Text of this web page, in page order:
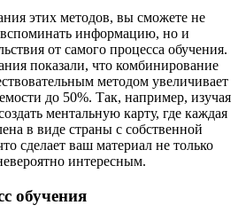
этих методов, вы сможете не
вспоминать информацию, но и
от самого процесса обучения.
показали, что комбинирование
методом увеличивает
до 50%. Так, например, изучая
ментальную карту, где каждая
в виде страны с собственной
сделает ваш материал не только
интересным.
обучения